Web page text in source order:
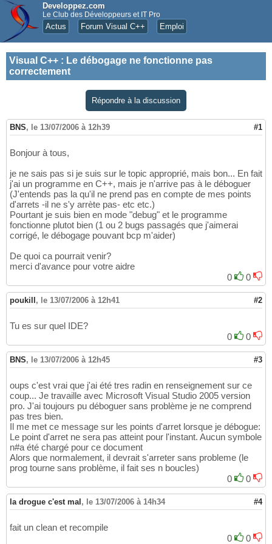
Developpez.com
Le Club des Développeurs et IT Pro
Actus Forum Visual C++ Emploi
Visual C++ : Le débogage ne fonctionne pas
correctement
Répondre à la discussion
BNS, le 13/07/2006 à 12h39 #1
Bonjour à tous,
je ne sais pas si je suis sur le topic approprié, mais bon... En fait
j'ai un programme en C++, mais je n'arrive pas à le déboguer
(J'entends pas la qu'il ne prend pas en compte de mes points
d'arrets -il ne s'y arrète pas- etc etc.)
Pourtant je suis bien en mode "debug" et le programme
fonctionne plutot bien (1 ou 2 bugs passagés que j'aimerai
corrigé, le débogage pouvant bcp m'aider)
De quoi ca pourrait venir?
merci d'avance pour votre aidre
0
0
poukill , le 13/07/2006 à 12h41 #2
Tu es sur quel IDE?
0
0
BNS, le 13/07/2006 à 12h45 #3
oups c'est vrai que j'ai été tres radin en renseignement sur ce
coup... Je travaille avec Microsoft Visual Studio 2005 version
pro. J'ai toujours pu déboguer sans problème je ne comprend
pas tres bien.
Il me met ce message sur les points d'arret lorsque je débogue:
Le point d'arret ne sera pas atteint pour l'instant. Aucun symbole
n#a été chargé pour ce document
Alors que normalement, il devrait s'arreter sans probleme (le
prog tourne sans problème, il fait ses n boucles)
0
0
la drogue c'est mal , le 13/07/2006 à 14h34 #4
fait un clean et recompile
0
0